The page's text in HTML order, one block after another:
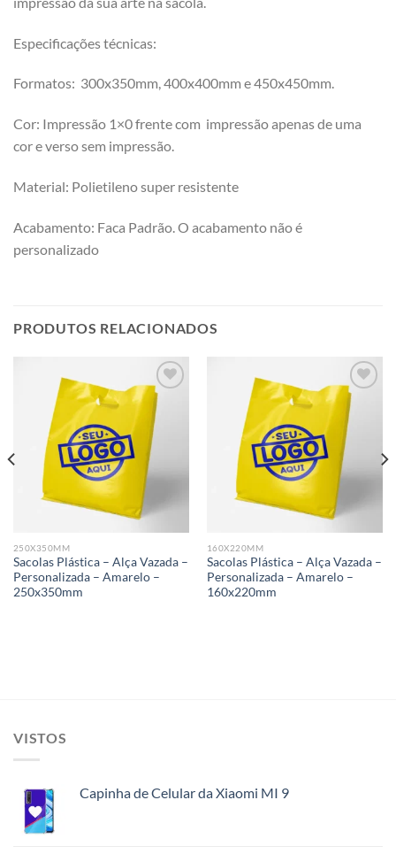
Especificações técnicas:
Formatos: 300x350mm, 400x400mm e 450x450mm.
Cor: Impressão 1×0 frente com impressão apenas de uma
cor e verso sem impressão.
Material: Polietileno super resistente
Acabamento: Faca Padrão. O acabamento não é
personalizado
PRODUTOS RELACIONADOS
Add to
wishlist
250X350MM
Sacolas Plástica – Alça Vazada –
Personalizada – Amarelo –
250x350mm
Add to
wishlist
160X220MM
Sacolas Plástica – Alça Vazada –
Personalizada – Amarelo –
160x220mm
VISTOS
Capinha de Celular da Xiaomi MI 9